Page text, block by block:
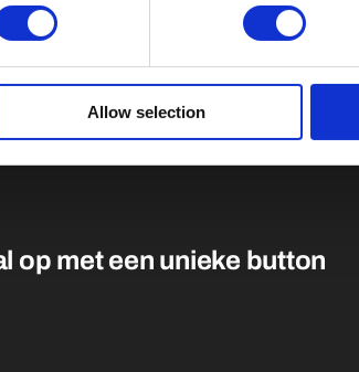
Allow selection
op met een unieke